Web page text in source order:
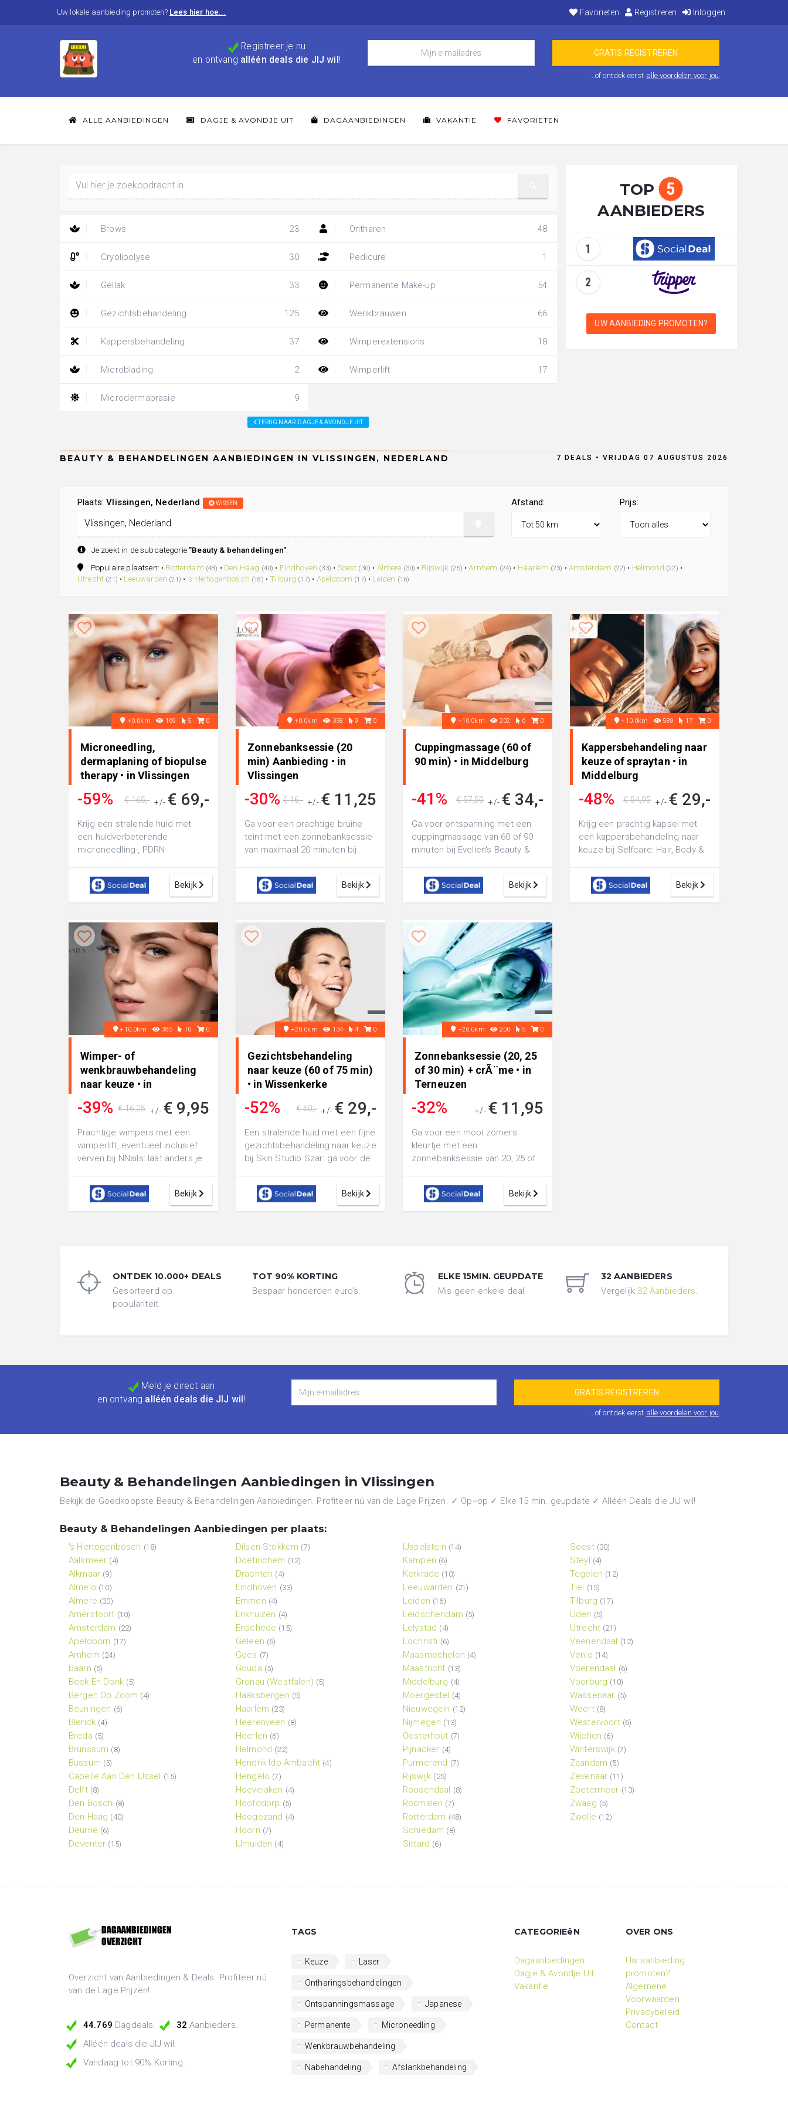
Uw lokale aanbieding promoten? Lees hier hoe... Favorieten Registreren Inloggen
Registreer je nu
en ontvang alléén deals die JIJ wil !
...of ontdek eerst alle voordelen voor jou.
ALLE AANBIEDINGEN DAGJE & AVONDJE UIT DAGAANBIEDINGEN VAKANTIE FAVORIETEN
Brows 23
Cryolipolyse 30
Gellak 33
Gezichtsbehandeling 125
Kappersbehandeling 37
Microblading 2
Microdermabrasie 9
Ontharen 48
Pedicure 1
Permanente Make-up 54
Wenkbrauwen 66
Wimperextensions 18
Wimperlift 17
TERUG NAAR: DAGJE & AVONDJE UIT
TOP 5
AANBIEDERS
1
2
UW AANBIEDING PROMOTEN?
7 DEALS • VRIJDAG 07 AUGUSTUS 2026
Plaats:Vlissingen, Nederland WISSEN
Je zoekt in de subcategorie "Beauty & behandelingen".
Afstand: Prijs:
Populaire plaatsen: • Rotterdam (48) • Den Haag (40) • Eindhoven (33) •Soest (30) • Almere (30) • Rijswijk (25) •Arnhem (24) • Haarlem (23) •Amsterdam (22) • Helmond (22) •
Utrecht (21) • Leeuwarden (21) • 's-Hertogenbosch (18) • Tilburg (17) • Apeldoorn (17) • Leiden (16)
+0.0km 169 5 0
Microneedling,
dermaplaning of biopulse
therapy • in Vlissingen
-59% +/- € 69,-
€ 165,-
Krijg een stralende huid met
een huidverbeterende
microneedling-, PDRN-
dermaplaning of BioPulse
Therap...
Bekijk
+0.0km 358 9 0
Zonnebanksessie (20
min) Aanbieding • in
Vlissingen
-30% +/- € 11,25
€ 16,-
Ga voor een prachtige bruine
teint met een zonnebanksessie
van maximaal 20 minuten bij
Bekijk
+10.0km 202 6 0
Cuppingmassage (60 of
90 min) • in Middelburg
-41% +/- € 34,-
€ 57,50
Ga voor ontspanning met een
cuppingmassage van 60 of 90
minuten bij Evelien's Beauty &
Bekijk
+10.0km 589 17 0
Kappersbehandeling naar
keuze of spraytan • in
Middelburg
-48% +/- € 29,-
€ 54,95
Krijg een prachtig kapsel met
een kappersbehandeling naar
keuze bij Selfcare: Hair, Body &
teint...
Bekijk
+10.0km 385 10 0
Wimper- of
wenkbrauwbehandeling
naar keuze • in
-39% +/- € 9,95
€ 16,25
Prachtige wimpers met een
wimperlift, eventueel inclusief
verven bij NNails: laat anders je
b...
Bekijk
+20.0km 134 4 0
Gezichtsbehandeling
naar keuze (60 of 75 min)
• in Wissenkerke
-52% +/- € 29,-
€ 60,-
Een stralende huid met een fijne
gezichtsbehandeling naar keuze
bij Skin Studio Szar: ga voor de
Bekijk
+20.0km 200 5 0
Zonnebanksessie (20, 25
of 30 min) + crÃ¨me • in
Terneuzen
-32% +/- € 11,95
Ga voor een mooi zomers
kleurtje met een
zonnebanksessie van 20, 25 of
verzorgende crÃ¨me bij De
Zonne...
Bekijk
ONTDEK 10.000+ DEALS
Gesorteerd op
populariteit.
TOT 90% KORTING
Bespaar honderden euro's.
ELKE 15MIN. GEUPDATE
Mis geen enkele deal.
32 AANBIEDERS
Vergelijk 32 Aanbieders.
Meld je direct aan
en ontvang alléén deals die JIJ wil !
...of ontdek eerst alle voordelen voor jou.
Beauty & Behandelingen Aanbiedingen in Vlissingen
Bekijk de Goedkoopste Beauty & Behandelingen Aanbiedingen. Profiteer nú van de Lage Prijzen. ✓ Op=op ✓ Elke 15 min. geupdate ✓ Alléén Deals die JIJ wil!
Beauty & Behandelingen Aanbiedingen per plaats:
's-Hertogenbosch (18)
Aalsmeer (4)
Alkmaar (9)
Almelo (10)
Almere (30)
Amersfoort (10)
Amsterdam (22)
Apeldoorn (17)
Arnhem (24)
Baarn (5)
Beek En Donk (5)
Bergen Op Zoom (4)
Beuningen (6)
Blerick (4)
Breda (5)
Brunssum (8)
Bussum (5)
Capelle Aan Den IJssel (15)
Delft (8)
Den Bosch (8)
Den Haag (40)
Deurne (6)
Deventer (15)
Dilsen-Stokkem (7)
Doetinchem (12)
Drachten (4)
Eindhoven (33)
Emmen (4)
Enkhuizen (4)
Enschede (15)
Geleen (6)
Goes (7)
Gouda (5)
Gronau (Westfalen) (5)
Haaksbergen (5)
Haarlem (23)
Heerenveen (8)
Heerlen (6)
Helmond (22)
Hendrik-Ido-Ambacht (4)
Hengelo (7)
Hoevelaken (4)
Hoofddorp (5)
Hoogezand (4)
Hoorn (7)
IJmuiden (4)
IJsselstein (14)
Kampen (6)
Kerkrade (10)
Leeuwarden (21)
Leiden (16)
Leidschendam (5)
Lelystad (4)
Lochristi (6)
Maasmechelen (4)
Maastricht (13)
Middelburg (4)
Moergestel (4)
Nieuwegein (12)
Nijmegen (13)
Oosterhout (7)
Pijnacker (4)
Purmerend (7)
Rijswijk (25)
Roosendaal (8)
Rosmalen (7)
Rotterdam (48)
Schiedam (8)
Sittard (6)
Soest (30)
Steyl (4)
Tegelen (12)
Tiel (15)
Tilburg (17)
Uden (5)
Utrecht (21)
Veenendaal (12)
Venlo (14)
Voerendaal (6)
Voorburg (10)
Wassenaar (5)
Weert (8)
Westervoort (6)
Wijchen (6)
Winterswijk (7)
Zaandam (5)
Zevenaar (11)
Zoetermeer (13)
Zwaag (5)
Zwolle (12)
Overzicht van Aanbiedingen & Deals. Profiteer nú
van de Lage Prijzen!
44.769 Dagdeals. 32 Aanbieders.
Alléén deals die JIJ wil.
Vandaag tot 90% Korting.
TAGS
Keuze Laser
Ontharingsbehandelingen
Ontspanningsmassage Japanese
Permanente Microneedling
Wenkbrauwbehandeling
Nabehandeling Afslankbehandeling
CATEGORIEëN
Dagaanbiedingen
Dagje & Avondje Uit
Vakantie
OVER ONS
Uw aanbieding
promoten?
Algemene
Voorwaarden
Privacybeleid
Contact